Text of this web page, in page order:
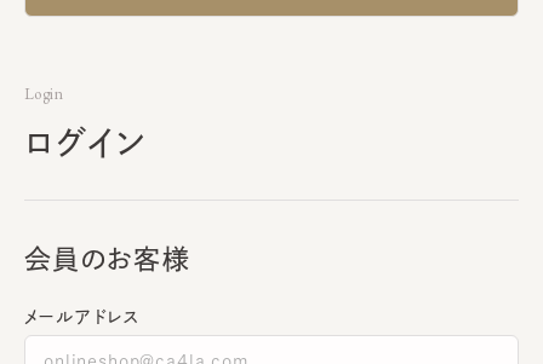
Login
ログイン
会員のお客様
メールアドレス